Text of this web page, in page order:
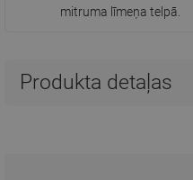
mitruma līmeņa telpā.
Produkta detaļas